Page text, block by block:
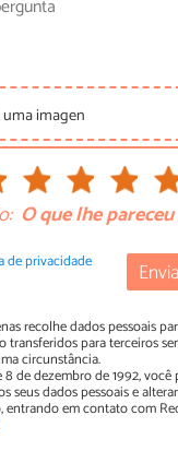
imagen
O que lhe
de privacidade
recolhe dados pessoais
transferidos para terceiros
circunstância.
de dezembro de 1992, você
seus dados pessoais e
em contato com